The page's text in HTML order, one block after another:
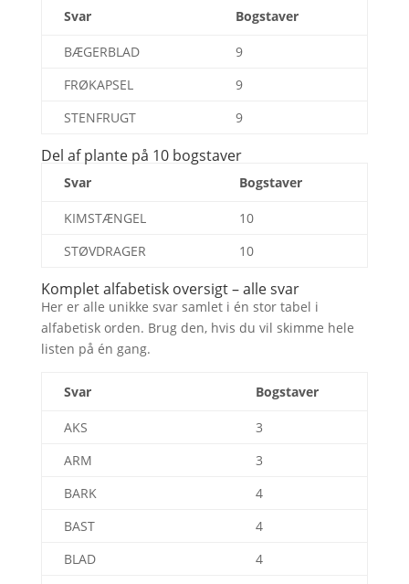
Svar Bogstaver
BÆGERBLAD
9
FRØKAPSEL
9
STENFRUGT
9
Del af plante på 10 bogstaver
Svar Bogstaver
KIMSTÆNGEL
10
STØVDRAGER
10
Komplet alfabetisk oversigt – alle svar
Her er alle unikke svar samlet i én stor tabel i
alfabetisk orden. Brug den, hvis du vil skimme hele
listen på én gang.
Svar Bogstaver
AKS
3
ARM
3
BARK
4
BAST
4
BLAD
4